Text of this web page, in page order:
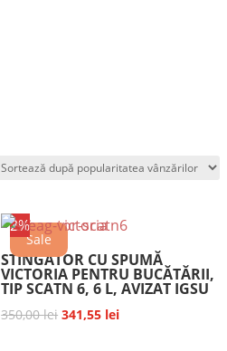
2%
Sale
STINGĂTOR CU SPUMĂ
VICTORIA PENTRU BUCĂTĂRII,
TIP SCATN 6, 6 L, AVIZAT IGSU
350,00lei Prețul
341,55 leiPrețul